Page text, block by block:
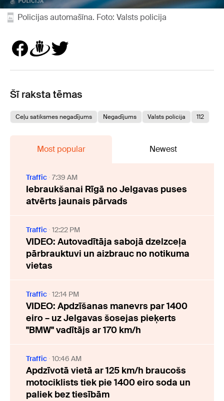
Policijas automašīna. Foto: Valsts policija
Šī raksta tēmas
Ceļu satiksmes negadījums Negadījums Valsts policija 112
Most popular Newest
Traffic 7:39 AM
Iebraukšanai Rīgā no Jelgavas puses
atvērts jaunais pārvads
Traffic 12:22 PM
VIDEO: Autovadītāja sabojā dzelzceļa
pārbrauktuvi un aizbrauc no notikuma
vietas
Traffic 12:14 PM
VIDEO: Apdzīšanas manevrs par 1400
eiro – uz Jelgavas šosejas pieķerts
"BMW" vadītājs ar 170 km/h
Traffic 10:46 AM
Apdzīvotā vietā ar 125 km/h braucošs
motociklists tiek pie 1400 eiro soda un
paliek bez tiesībām